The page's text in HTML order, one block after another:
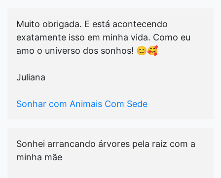
Muito obrigada. E está acontecendo
exatamente isso em minha vida. Como eu
amo o universo dos sonhos! 😊🥰
Juliana
Sonhar com Animais Com Sede
Sonhei arrancando árvores pela raiz com a
minha mãe